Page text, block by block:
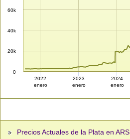
0
20k
40k
60k
2022
enero
2023
enero
2024
enero
Precios Actuales de la Plata en ARS